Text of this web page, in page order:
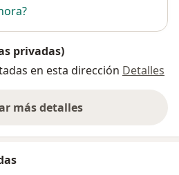
privadas)
en esta dirección Detalles
más detalles
sobre la dirección